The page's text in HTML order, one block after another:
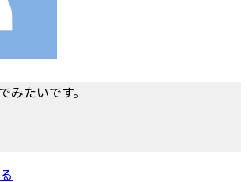
みたいです。